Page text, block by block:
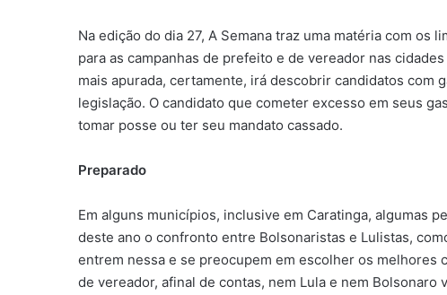
Na edição do dia 27, A Semana traz uma matéria com
para as campanhas de prefeito e de vereador nas
mais apurada, certamente, irá descobrir candidatos com
legislação. O candidato que cometer excesso em seus
tomar posse ou ter seu mandato cassado.
Preparado
Em alguns municípios, inclusive em Caratinga, algumas
deste ano o confronto entre Bolsonaristas e Lulistas,
entrem nessa e se preocupem em escolher os melhores
de vereador, afinal de contas, nem Lula e nem